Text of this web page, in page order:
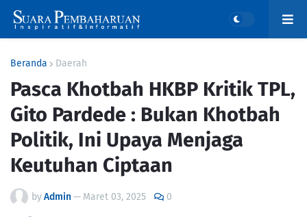
Beranda Daerah
Pasca Khotbah HKBP Kritik TPL,
Gito Pardede : Bukan Khotbah
Politik, Ini Upaya Menjaga
Keutuhan Ciptaan
byAdmin— Maret 03, 2025 0